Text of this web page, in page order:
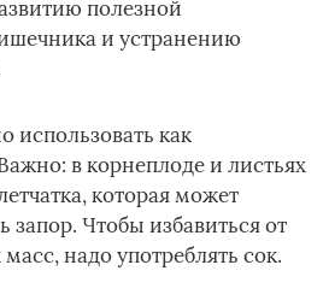
полезной
и устранению
использовать как
в корнеплоде и листьях
которая может
запор. Чтобы избавиться от
надо употреблять сок.